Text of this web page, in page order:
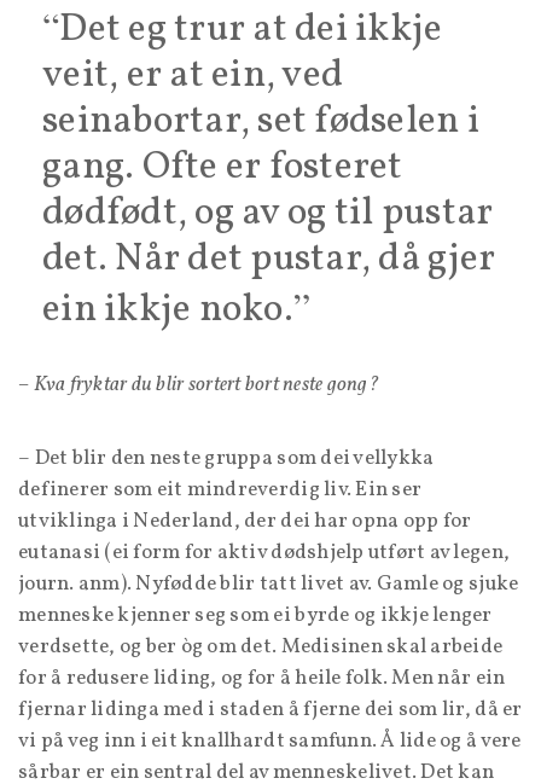
Det eg trur at dei ikkje
veit, er at ein, ved
seinabortar, set fødselen i
gang. Ofte er fosteret
dødfødt, og av og til pustar
det. Når det pustar, då gjer
ein ikkje noko.
– Kva fryktar du blir sortert bort neste gong?
– Det blir den neste gruppa som dei vellykka
definerer som eit mindreverdig liv. Ein ser
utviklinga i Nederland, der dei har opna opp for
eutanasi (ei form for aktiv dødshjelp utført av legen,
journ. anm). Nyfødde blir tatt livet av. Gamle og sjuke
menneske kjenner seg som ei byrde og ikkje lenger
verdsette, og ber òg om det. Medisinen skal arbeide
for å redusere liding, og for å heile folk. Men når ein
fjernar lidinga med i staden å fjerne dei som lir, då er
vi på veg inn i eit knallhardt samfunn. Å lide og å vere
sårbar er ein sentral del av menneskelivet. Det kan